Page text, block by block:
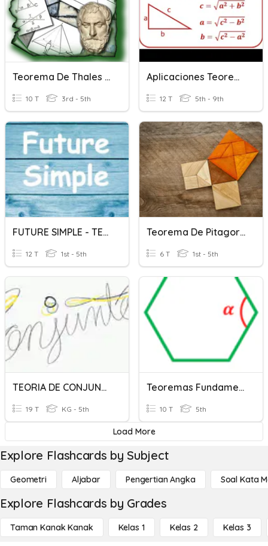
Teorema De Thales Y Teorema De Las Bisectrices
10 T 3rd - 5th
Aplicaciones Teorema De Pitágoras
12 T 5th - 9th
FUTURE SIMPLE - TEORIA
12 T 1st - 5th
Teorema De Pitagoras
6 T 1st - 5th
TEORIA DE CONJUNTOS
19 T KG - 5th
Teoremas Fundamentales.
10 T 5th
Load More
Explore Flashcards by Subject
Geometri Aljabar Pengertian Angka Soal Kata
Explore Flashcards by Grades
Taman Kanak Kanak Kelas 1 Kelas 2 Kelas 3